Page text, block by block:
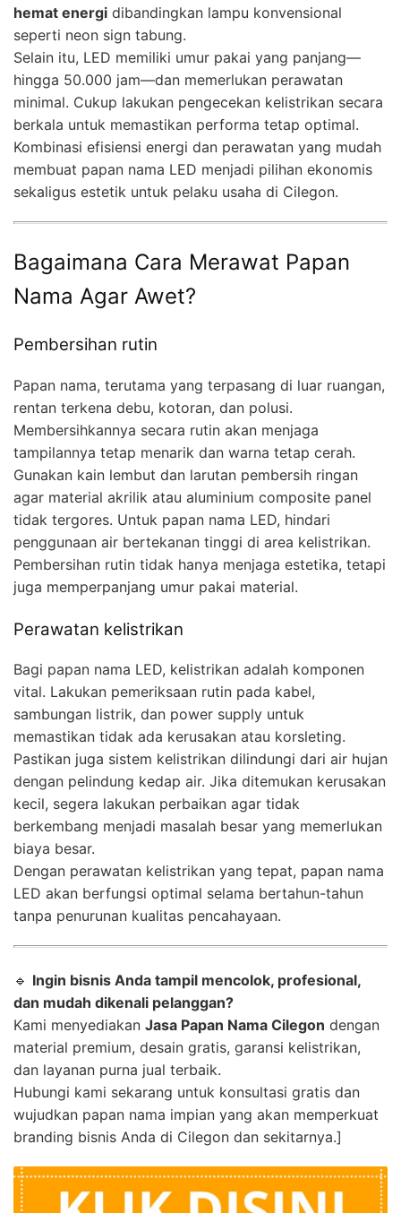
hemat energi dibandingkan lampu konvensional
seperti neon sign tabung.
Selain itu, LED memiliki umur pakai yang panjang—
hingga 50.000 jam—dan memerlukan perawatan
minimal. Cukup lakukan pengecekan kelistrikan secara
berkala untuk memastikan performa tetap optimal.
Kombinasi efisiensi energi dan perawatan yang mudah
membuat papan nama LED menjadi pilihan ekonomis
sekaligus estetik untuk pelaku usaha di Cilegon.
Bagaimana Cara Merawat Papan
Nama Agar Awet?
Pembersihan rutin
Papan nama, terutama yang terpasang di luar ruangan,
rentan terkena debu, kotoran, dan polusi.
Membersihkannya secara rutin akan menjaga
tampilannya tetap menarik dan warna tetap cerah.
Gunakan kain lembut dan larutan pembersih ringan
agar material akrilik atau aluminium composite panel
tidak tergores. Untuk papan nama LED, hindari
penggunaan air bertekanan tinggi di area kelistrikan.
Pembersihan rutin tidak hanya menjaga estetika, tetapi
juga memperpanjang umur pakai material.
Perawatan kelistrikan
Bagi papan nama LED, kelistrikan adalah komponen
vital. Lakukan pemeriksaan rutin pada kabel,
sambungan listrik, dan power supply untuk
memastikan tidak ada kerusakan atau korsleting.
Pastikan juga sistem kelistrikan dilindungi dari air hujan
dengan pelindung kedap air. Jika ditemukan kerusakan
kecil, segera lakukan perbaikan agar tidak
berkembang menjadi masalah besar yang memerlukan
biaya besar.
Dengan perawatan kelistrikan yang tepat, papan nama
LED akan berfungsi optimal selama bertahun-tahun
tanpa penurunan kualitas pencahayaan.
🔹 Ingin bisnis Anda tampil mencolok, profesional,
dan mudah dikenali pelanggan?
Kami menyediakan Jasa Papan Nama Cilegon dengan
material premium, desain gratis, garansi kelistrikan,
dan layanan purna jual terbaik.
Hubungi kami sekarang untuk konsultasi gratis dan
wujudkan papan nama impian yang akan memperkuat
branding bisnis Anda di Cilegon dan sekitarnya.]